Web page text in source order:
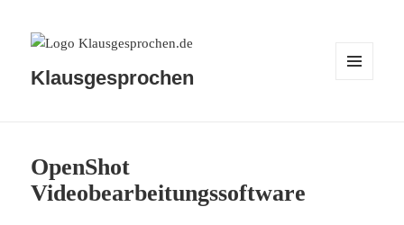
Klausgesprochen
OpenShot
Videobearbeitungssoftware